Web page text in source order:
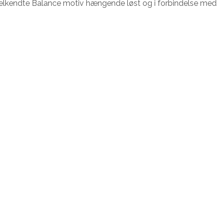
Balance motiv hængende løst og i forbindelse med